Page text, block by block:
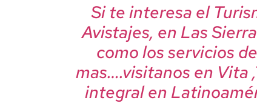
Si te interesa el
Avistajes, en Las
como los servicios
mas….visitanos en Vita
integral en